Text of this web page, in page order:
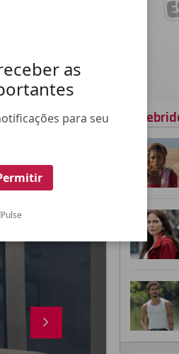
as
para seu
TRABALHE NO